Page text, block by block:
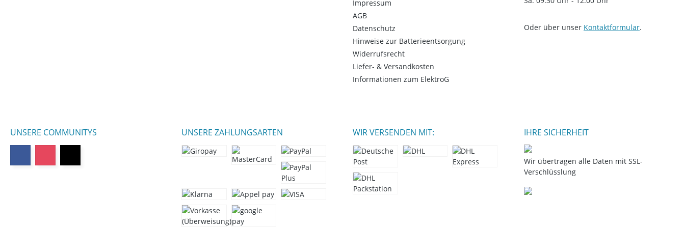
Impressum
AGB
Datenschutz
Hinweise zur Batterieentsorgung
Widerrufsrecht
Liefer- & Versandkosten
Informationen zum ElektroG
Oder über unser Kontaktformular.
UNSERE COMMUNITYS UNSERE ZAHLUNGSARTEN WIR VERSENDEN MIT: IHRE SICHERHEIT
Wir übertragen alle Daten mit SSL-
Verschlüsslung